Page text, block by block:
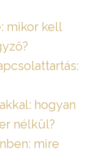
mikor kell
hogyan
nélkül?
mire